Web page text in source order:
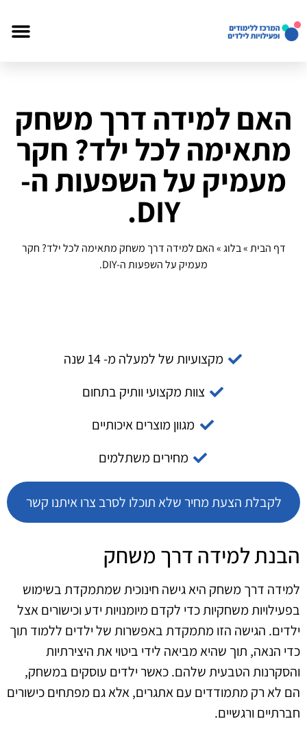
האם למידה דרך משחק
מתאימה לכל ילד? חקר
מעמיק על השפעות ה-
DIY.
דף הבית»בלוג»האם למידה דרך משחק מתאימה לכל ילד? חקר
מעמיק על השפעות ה-DIY.
מקצועיות של למעלה מ- 14 שנה
צוות מקצועי וותיק בתחום
מגוון מוצרים איכותיים
מחירים משתלמים
לקבלת הצעת מחיר שלא תוכלו לסרב צרו איתנו קשר
הבנת למידה דרך משחק
למידה דרך משחק היא גישה חינוכית שמתמקדת בשימוש
בפעילויות משחקיות כדי לקדם מיומנויות ידע וכישורים אצל
ילדים. הגישה הזו מתמקדת באפשרות של ילדים ללמוד תוך
כדי הנאה, תוך שהיא מביאה לידי ביטוי את היצירתיות
והסקרנות הטבעית שלהם. כאשר ילדים עוסקים במשחק,
הם לא רק מתמודדים עם אתגרים, אלא גם מפתחים כישורים
חברתיים ורגשיים.